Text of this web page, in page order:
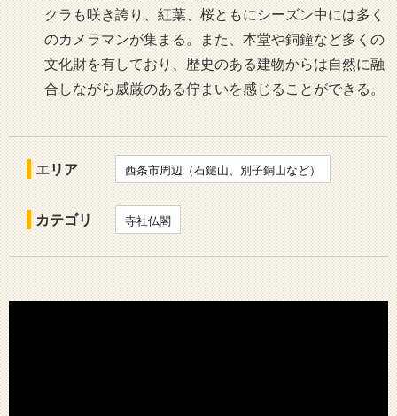
クラも咲き誇り、紅葉、桜ともにシーズン中には多く
のカメラマンが集まる。また、本堂や銅鐘など多くの
文化財を有しており、歴史のある建物からは自然に融
合しながら威厳のある佇まいを感じることができる。
エリア 西条市周辺（石鎚山、別子銅山など）
カテゴリ 寺社仏閣